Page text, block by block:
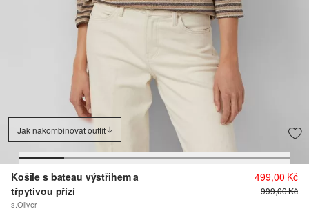
Jak nakombinovat outfit
Košile s bateau výstřihem a
třpytivou přízí
s.Oliver
499,00 Kč
999,00 Kč